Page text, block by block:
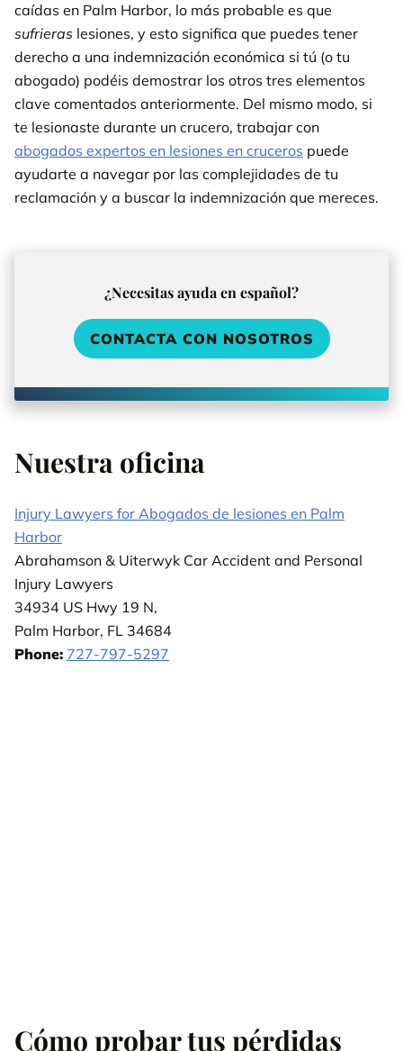
caídas en Palm Harbor, lo más probable es que
sufrieras lesiones, y esto significa que puedes tener
derecho a una indemnización económica si tú (o tu
abogado) podéis demostrar los otros tres elementos
clave comentados anteriormente. Del mismo modo, si
te lesionaste durante un crucero, trabajar con
abogados expertos en lesiones en cruceros puede
ayudarte a navegar por las complejidades de tu
reclamación y a buscar la indemnización que mereces.
¿Necesitas ayuda en español?
CONTACTA CON NOSOTROS
Nuestra oficina
Injury Lawyers for Abogados de lesiones en Palm
Harbor
Abrahamson & Uiterwyk Car Accident and Personal
Injury Lawyers
34934 US Hwy 19 N,
Palm Harbor, FL 34684
Phone: 727-797-5297
Cómo probar tus pérdidas